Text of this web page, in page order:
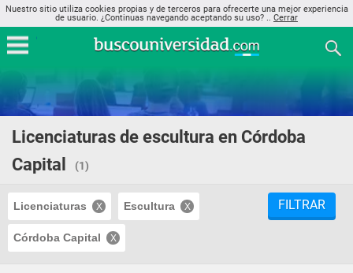
Nuestro sitio utiliza cookies propias y de terceros para ofrecerte una mejor experiencia
de usuario. ¿Continuas navegando aceptando su uso? .. Cerrar
Licenciaturas de escultura en Córdoba
Capital
(1)
Licenciaturas Escultura
Córdoba Capital
FILTRAR